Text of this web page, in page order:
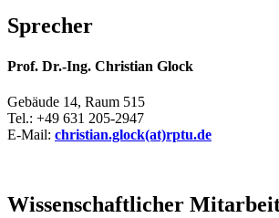
Sprecher
Prof. Dr.-Ing. Christian Glock
Gebäude 14, Raum 515
Tel.: +49 631 205-2947
E-Mail: christian.glock(at)rptu.de
Wissenschaftlicher